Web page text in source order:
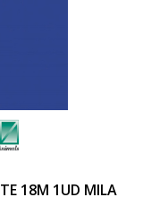
18M 1UD MILA